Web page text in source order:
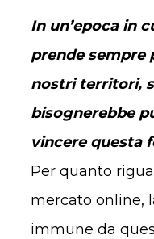
In un’epoca in
prende sempre
nostri territori,
bisognerebbe
vincere questa
Per quanto
mercato online,
immune da